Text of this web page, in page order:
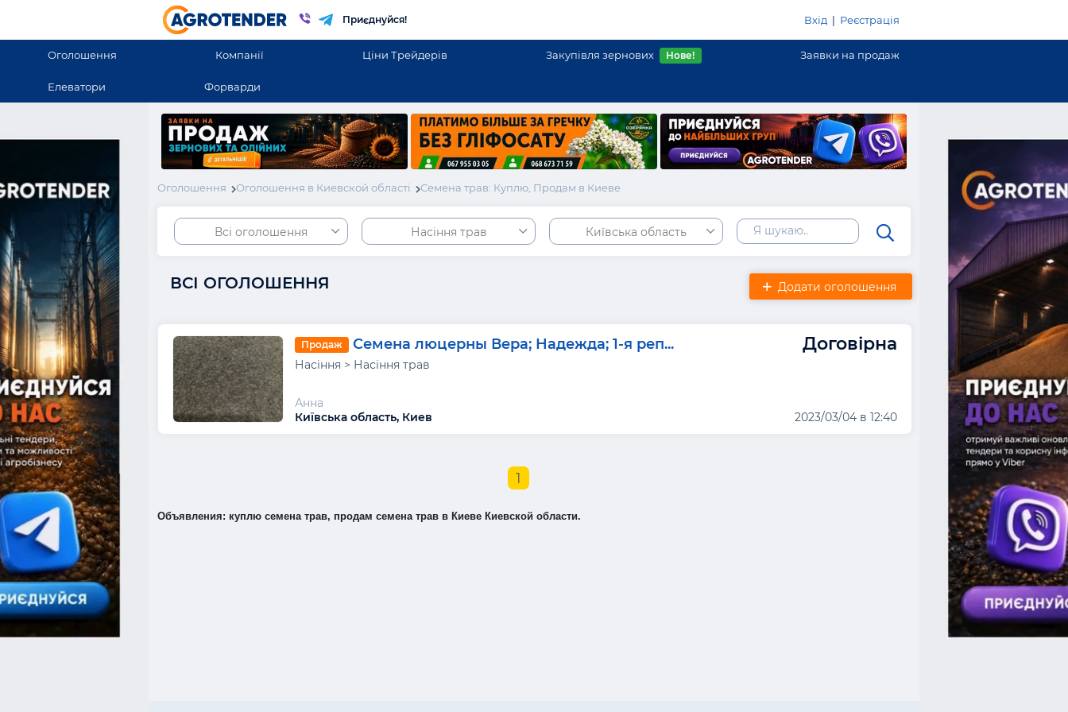
Приєднуйся! Вхід | Реєстрація
Оголошення Компанії Ціни Трейдерів Закупівля зернових Нове! Заявки на продаж
Елеватори Форварди
Оголошення Оголошення в Киевской області Семена трав: Куплю, Продам в Киеве
Всі оголошення Насіння трав Київська область
Додати оголошення
ВСІ ОГОЛОШЕННЯ
Продаж Семена люцерны Вера; Надежда; 1-я реп... Договірна
Насіння > Насіння трав
Анна
Київська область, Киев
2023/03/04 в 12:40
1
Объявления: куплю семена трав, продам семена трав в Киеве Киевской области.